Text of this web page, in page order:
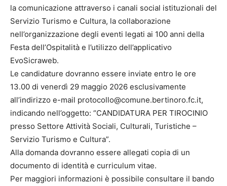
la comunicazione attraverso i canali social istituzionali del
Servizio Turismo e Cultura, la collaborazione
nell’organizzazione degli eventi legati ai 100 anni della
Festa dell’Ospitalità e l’utilizzo dell’applicativo
EvoSicraweb.
Le candidature dovranno essere inviate entro le ore
13.00 di venerdì 29 maggio 2026 esclusivamente
all’indirizzo e-mail protocollo@comune.bertinoro.fc.it,
indicando nell’oggetto: “CANDIDATURA PER TIROCINIO
presso Settore Attività Sociali, Culturali, Turistiche –
Servizio Turismo e Cultura”.
Alla domanda dovranno essere allegati copia di un
documento di identità e curriculum vitae.
Per maggiori informazioni è possibile consultare il bando